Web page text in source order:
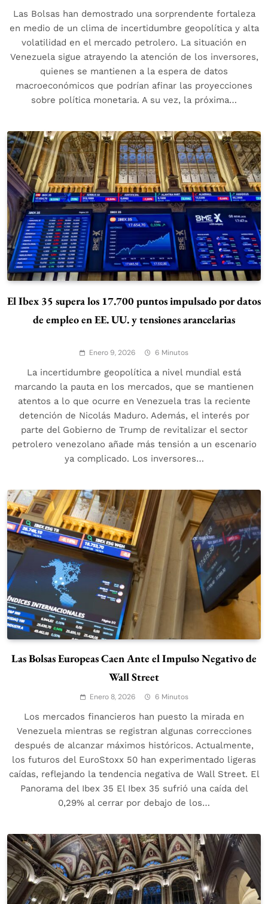
Las Bolsas han demostrado una sorprendente fortaleza
en medio de un clima de incertidumbre geopolítica y alta
volatilidad en el mercado petrolero. La situación en
Venezuela sigue atrayendo la atención de los inversores,
quienes se mantienen a la espera de datos
macroeconómicos que podrían afinar las proyecciones
sobre política monetaria. A su vez, la próxima…
El Ibex 35 supera los 17.700 puntos impulsado por datos
de empleo en EE. UU. y tensiones arancelarias
Enero 9, 2026 6 Minutos
La incertidumbre geopolítica a nivel mundial está
marcando la pauta en los mercados, que se mantienen
atentos a lo que ocurre en Venezuela tras la reciente
detención de Nicolás Maduro. Además, el interés por
parte del Gobierno de Trump de revitalizar el sector
petrolero venezolano añade más tensión a un escenario
ya complicado. Los inversores…
Las Bolsas Europeas Caen Ante el Impulso Negativo de
Wall Street
Enero 8, 2026 6 Minutos
Los mercados financieros han puesto la mirada en
Venezuela mientras se registran algunas correcciones
después de alcanzar máximos históricos. Actualmente,
los futuros del EuroStoxx 50 han experimentado ligeras
caídas, reflejando la tendencia negativa de Wall Street. El
Panorama del Ibex 35 El Ibex 35 sufrió una caída del
0,29% al cerrar por debajo de los…